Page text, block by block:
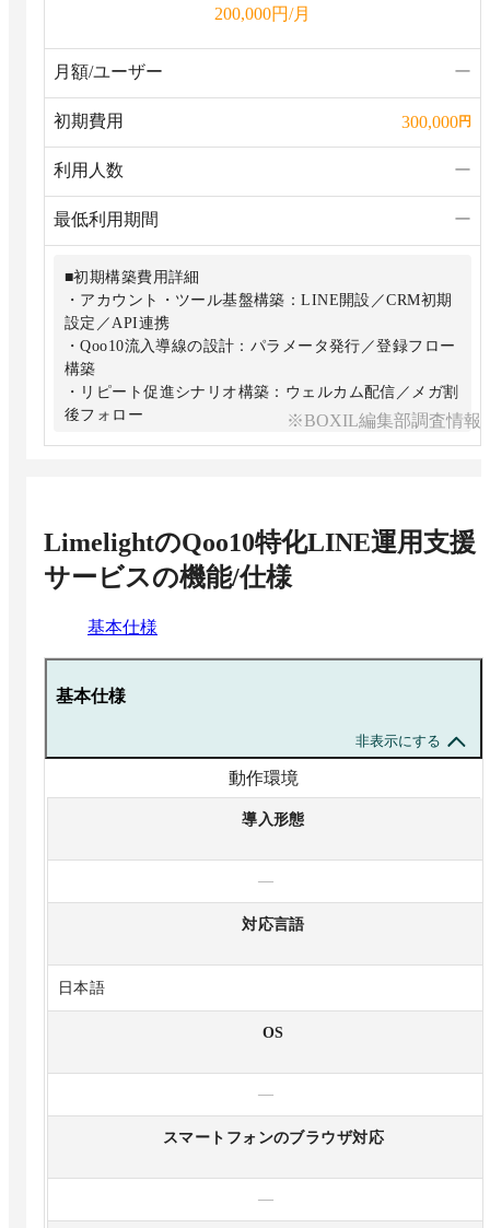
・配信結果のレポーティング
・チャットでの非同期コミュニケーション
200,000円/月
月額/ユーザー ー
初期費用 300,000円
利用人数 ー
最低利用期間 ー
■初期構築費用詳細
・アカウント・ツール基盤構築：LINE開設／CRM初期
設定／API連携
・Qoo10流入導線の設計：パラメータ発行／登録フロー
構築
・リピート促進シナリオ構築：ウェルカム配信／メガ割
後フォロー
・メガ割前後の戦略設計
・初回登録時メッセージの改善提案／設定
・リッチメニューの改善提案／設定
・セグメント別再購入促進メッセージ配信内容の設計／
・リピート率／LTV改善KPIの設計および月次レビュー
・チャットでの非同期コミュニケーション
※BOXIL編集部調査情報
LimelightのQoo10特化LINE運用支援
サービスの機能/仕様
基本仕様
基本仕様
非表示にする
動作環境
導入形態
—
対応言語
日本語
OS
—
スマートフォンのブラウザ対応
—